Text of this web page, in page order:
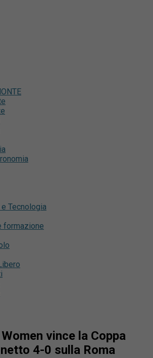
Tecnologia
formazione
vince la Coppa
4-0 sulla Roma